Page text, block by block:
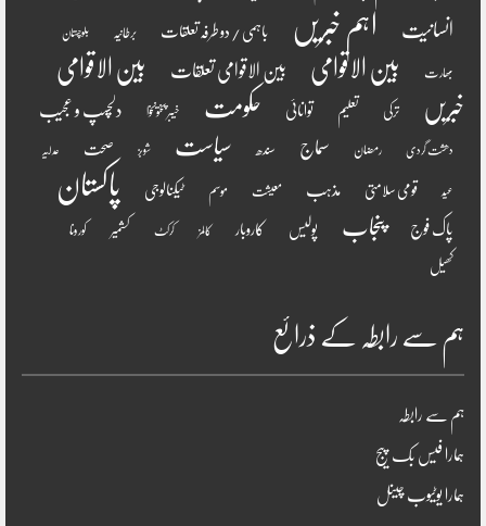
انسانیت اہم خبریں باہمی / دو طرفہ تعلقات برطانیہ بلوچستان
بھارت بین الاقوامی بین الاقوامی تعلقات
بین الاقوامی
خبریں
ترکی تعلیم توانائی حکومت خیبر پختونخوا دلچسپ و عجیب
دھشت گردی رمضان سماج سندھ سیاست شوبز صحت عدلیہ
عید قومی سلامتی مذہب معیشت موسم ٹیکنالوجی پاکستان
پاک فوج پنجاب پولیس کاروبار کالمز کرکٹ کشمیر کورونا
کھیل
ہم سے رابطہ کے ذرائع
ہم سے رابطہ
ہمارا فیس بک پیج
ہمارا یوٹیوب چینل